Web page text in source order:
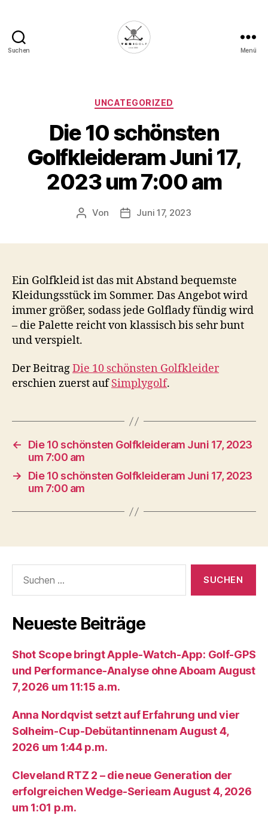
Suchen
Deine
Plattform
für
Golfbegeisterte!
Menü
Kategorien
UNCATEGORIZED
Die 10 schönsten
Golfkleideram Juni 17,
2023 um 7:00 am
Beitragsautor
Von Veröffentlichungsdatum
Juni 17, 2023
Ein Golfkleid ist das mit Abstand bequemste
Kleidungsstück im Sommer. Das Angebot wird
immer größer, sodass jede Golflady fündig wird
– die Palette reicht von klassisch bis sehr bunt
und verspielt.
Der BeitragDie 10 schönsten Golfkleider
erschien zuerst aufSimplygolf.
←
Die 10 schönsten Golfkleideram Juni 17, 2023
um 7:00 am
→
Die 10 schönsten Golfkleideram Juni 17, 2023
um 7:00 am
nach:
Neueste Beiträge
Shot Scope bringt Apple-Watch-App: Golf-GPS
und Performance-Analyse ohne Aboam August
7, 2026 um 11:15 a.m.
Anna Nordqvist setzt auf Erfahrung und vier
Solheim-Cup-Debütantinnenam August 4,
2026 um 1:44 p.m.
Cleveland RTZ 2 – die neue Generation der
erfolgreichen Wedge-Serieam August 4, 2026
um 1:01 p.m.